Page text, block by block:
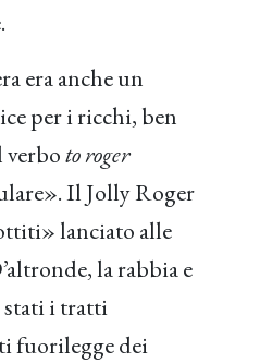
era anche un
per i ricchi, ben
verboto roger
Il Jolly Roger
lanciato alle
la rabbia e
stati i tratti
fuorilegge dei